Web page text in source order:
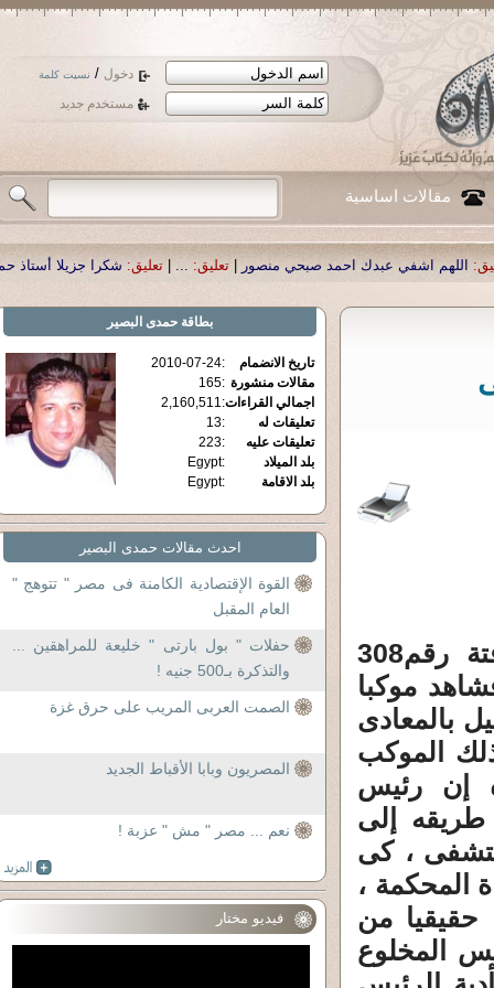
دخول / نسيت كلمة
مستخدم جديد
مقالات اساسية
صبحي منصور|تعليق: ... تعليق: شكرا جزيلا أستاذ حمد الحمد .أكرمكم الله . |
نظر الرئيس السابق حسنى مبارك من شباك غرفتة رقم308
موكبا
بالمعادى
الموكب
إن رئيس
إلى
، كى
المحكمة ،
حقيقيا من
المخلوع
بطاقة حمدى البصير
تاريخ الانضمام :
2010-07-24
مقالات منشورة :
165
اجمالي القراءات:
2,160,511
تعليقات له
:
13
تعليقات عليه
:
223
بلد الميلاد
:
Egypt
بلد الاقامة
:
Egypt
احدث مقالات حمدى البصير
القوة الإقتصادية الكامنة فى مصر " تتوهج "
العام المقبل
حفلات " بول بارتى " خليعة للمراهقين ...
والتذكرة بـ500 جنيه !
الصمت العربى المريب على حرق غزة
المصريون وبابا الأقباط الجديد
نعم ... مصر " مش " عزبة !
فيديو مختار